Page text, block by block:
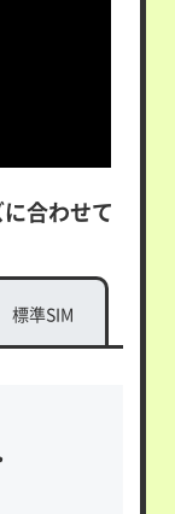
合わせて
標準SIM